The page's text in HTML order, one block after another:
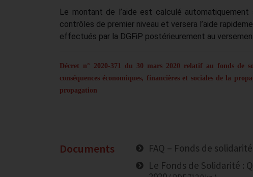
Le montant de l’aide est calculé
contrôles de premier niveau et versera l’aide
effectués par la DGFiP postérieurement au
Décret n° 2020-371 du 30 mars 2020 relatif au fonds de
conséquences économiques, financières et sociales de la
propagation
Documents FAQ – Fonds de
Le Fonds de Solidarité :